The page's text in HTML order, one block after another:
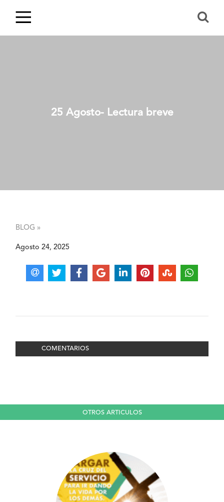
25 Agosto- Lectura breve
BLOG »
Agosto 24, 2025
COMENTARIOS
OTROS ARTICULOS